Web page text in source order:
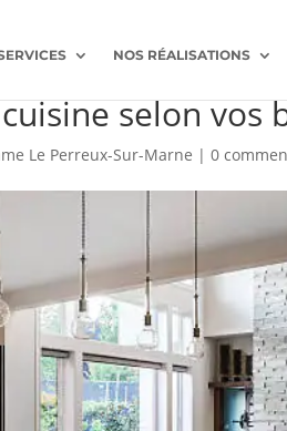
NOS RÉALISATIONS
selon vos
Le Perreux-Sur-Marne |0